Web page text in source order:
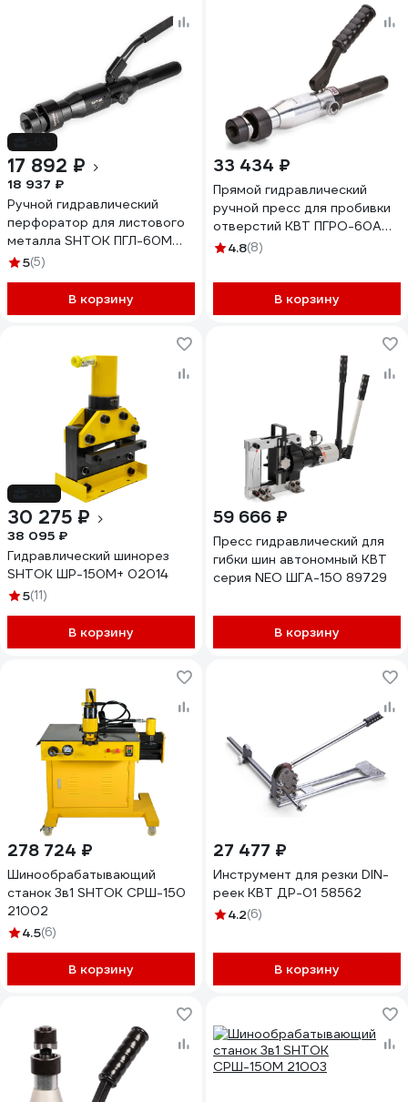
17 892 ₽
18 937 ₽
Ручной гидравлический
перфоратор для листового
металла SHTOK ПГЛ-60М
01104
5(5)
В корзину
33 434 ₽
Прямой гидравлический
ручной пресс для пробивки
отверстий КВТ ПГРО-60А
66534
4.8(8)
В корзину
30 275 ₽
38 095 ₽
Гидравлический шинорез
SHTOK ШР-150М+ 02014
5(11)
В корзину
59 666 ₽
Пресс гидравлический для
гибки шин автономный КВТ
серия NEO ШГА-150 89729
В корзину
278 724 ₽
Шинообрабатывающий
станок 3в1 SHTOK СРШ-150
21002
4.5(6)
В корзину
27 477 ₽
Инструмент для резки DIN-
реек КВТ ДР-01 58562
4.2(6)
В корзину